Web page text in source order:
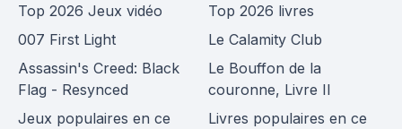
Top 2026 Jeux vidéo
007 First Light
Assassin's Creed: Black
Flag - Resynced
Jeux populaires en ce
Top 2026 livres
Le Calamity Club
Le Bouffon de la
couronne, Livre II
Livres populaires en ce